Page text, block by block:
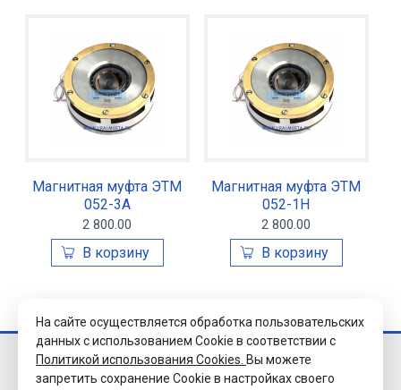
Магнитная муфта ЭТМ
052-3А
2 800.00
Магнитная муфта ЭТМ
052-1Н
2 800.00
© 2026 Завод
«Уралэлектромуфта»
На сайте осуществляется обработка пользовательских
данных с использованием Cookie в соответствии с
Политикой использования Cookies. Вы можете
запретить сохранение Cookie в настройках своего